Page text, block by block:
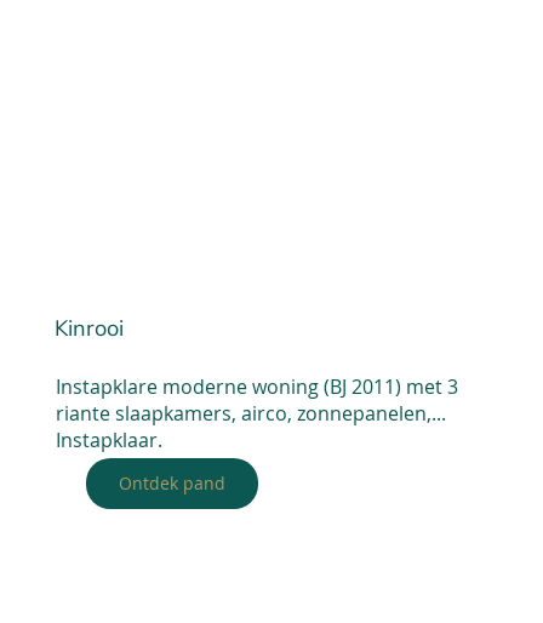
Kinrooi
Instapklare moderne woning (BJ 2011) met 3
riante slaapkamers, airco, zonnepanelen,...
Instapklaar.
Ontdek pand